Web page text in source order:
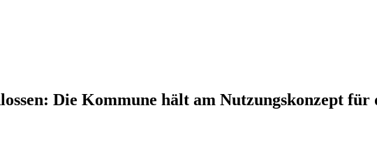
Die Kommune hält am Nutzungskonzept